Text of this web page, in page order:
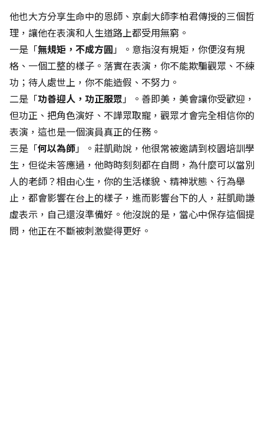
他也大方分享生命中的恩師、京劇大師李柏君傳授的三個哲
理，讓他在表演和人生道路上都受用無窮。
一是「無規矩，不成方圓」。意指沒有規矩，你便沒有規
格、一個工整的樣子。落實在表演，你不能欺騙觀眾、不練
功；待人處世上，你不能造假、不努力。
二是「功善迎人，功正服眾」。善即美，美會讓你受歡迎，
但功正、把角色演好、不譁眾取寵，觀眾才會完全相信你的
表演，這也是一個演員真正的任務。
三是「何以為師」。莊凱勛說，他很常被邀請到校園培訓學
生，但從未答應過，他時時刻刻都在自問，為什麼可以當別
人的老師？相由心生，你的生活樣貌、精神狀態、行為舉
止，都會影響在台上的樣子，進而影響台下的人，莊凱勛謙
虛表示，自己還沒準備好。他沒說的是，當心中保存這個提
問，他正在不斷被刺激變得更好。